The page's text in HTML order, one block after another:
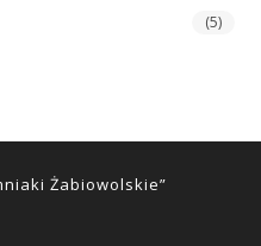
(5)
Żabiowolskie”